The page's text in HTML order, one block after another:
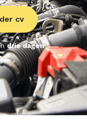
cv
drie dagen